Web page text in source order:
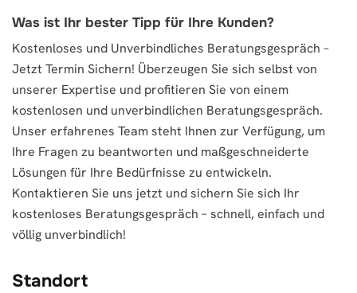
Was ist Ihr bester Tipp für Ihre Kunden?
Kostenloses und Unverbindliches Beratungsgespräch –
Jetzt Termin Sichern! Überzeugen Sie sich selbst von
unserer Expertise und profitieren Sie von einem
kostenlosen und unverbindlichen Beratungsgespräch.
Unser erfahrenes Team steht Ihnen zur Verfügung, um
Ihre Fragen zu beantworten und maßgeschneiderte
Lösungen für Ihre Bedürfnisse zu entwickeln.
Kontaktieren Sie uns jetzt und sichern Sie sich Ihr
kostenloses Beratungsgespräch – schnell, einfach und
völlig unverbindlich!
Standort